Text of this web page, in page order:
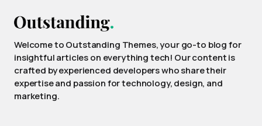
Welcome to Outstanding Themes, your go-to blog for
insightful articles on everything tech! Our content is
crafted by experienced developers who share their
expertise and passion for technology, design, and
marketing.